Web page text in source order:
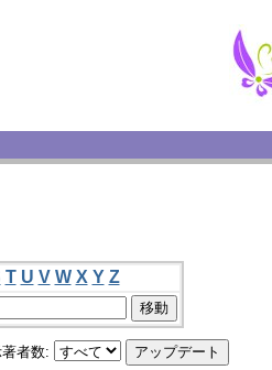
T U V W X Y Z
者数: